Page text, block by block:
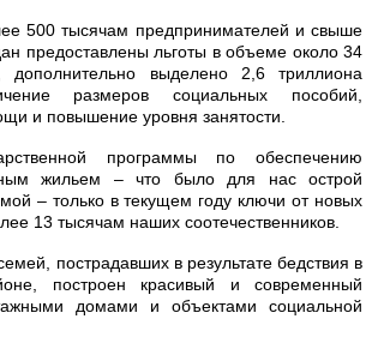
500 тысячам предпринимателей и свыше
предоставлены льготы в объеме около 34
дополнительно выделено 2,6 триллиона
размеров социальных пособий,
и повышение уровня занятости.
программы по обеспечению
жильем – что было для нас острой
– только в текущем году ключи от новых
13 тысячам наших соотечественников.
пострадавших в результате бедствия в
построен красивый и современный
домами и объектами социальной